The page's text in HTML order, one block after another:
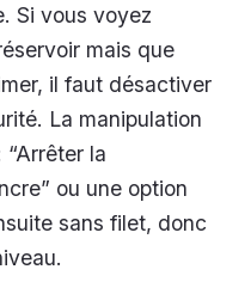
Si vous voyez
mais que
il faut désactiver
La manipulation
“Arrêter la
ou une option
sans filet, donc